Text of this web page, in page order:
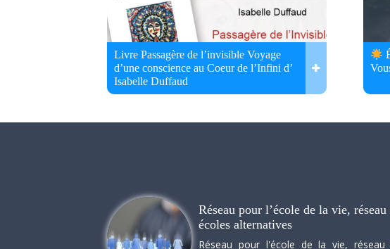
Livre Passagère de l’invisible Voyage
d’une conscience au Coeur de l’Infini d’
Isabelle Duffaud
Réseau pour l’école de la vie, réseau
écoles alternatives
Réseau pour l'école de la vie, réseau